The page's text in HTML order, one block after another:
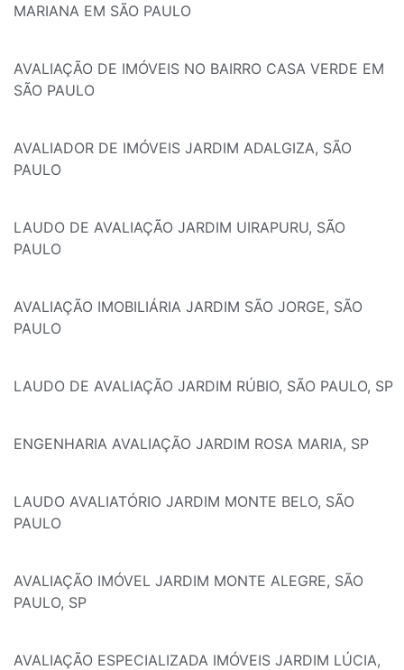
MARIANA EM SÃO PAULO
AVALIAÇÃO DE IMÓVEIS NO BAIRRO CASA VERDE EM
SÃO PAULO
AVALIADOR DE IMÓVEIS JARDIM ADALGIZA, SÃO
PAULO
LAUDO DE AVALIAÇÃO JARDIM UIRAPURU, SÃO
PAULO
AVALIAÇÃO IMOBILIÁRIA JARDIM SÃO JORGE, SÃO
PAULO
LAUDO DE AVALIAÇÃO JARDIM RÚBIO, SÃO PAULO, SP
ENGENHARIA AVALIAÇÃO JARDIM ROSA MARIA, SP
LAUDO AVALIATÓRIO JARDIM MONTE BELO, SÃO
PAULO
AVALIAÇÃO IMÓVEL JARDIM MONTE ALEGRE, SÃO
PAULO, SP
AVALIAÇÃO ESPECIALIZADA IMÓVEIS JARDIM LÚCIA,